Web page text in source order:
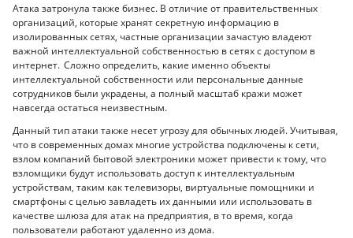
Атака затронула также бизнес. В отличие от правительственных
организаций, которые хранят секретную информацию в
изолированных сетях, частные организации зачастую владеют
важной интеллектуальной собственностью в сетях с доступом в
интернет. Сложно определить, какие именно объекты
интеллектуальной собственности или персональные данные
сотрудников были украдены, а полный масштаб кражи может
навсегда остаться неизвестным.
Данный тип атаки также несет угрозу для обычных людей. Учитывая,
что в современных домах многие устройства подключены к сети,
взлом компаний бытовой электроники может привести к тому, что
взломщики будут использовать доступ к интеллектуальным
устройствам, таким как телевизоры, виртуальные помощники и
смартфоны с целью завладеть их данными или использовать в
качестве шлюза для атак на предприятия, в то время, когда
пользователи работают удаленно из дома.